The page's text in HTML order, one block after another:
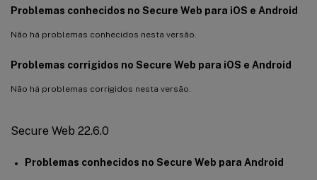
Problemas conhecidos no Secure Web para iOS e Android
Não há problemas conhecidos nesta versão.
Problemas corrigidos no Secure Web para iOS e Android
Não há problemas corrigidos nesta versão.
Secure Web 22.6.0
Problemas conhecidos no Secure Web para Android
Secure Web 19.4.5
Secure Web 19.3.5
Secure Web 19.2.0